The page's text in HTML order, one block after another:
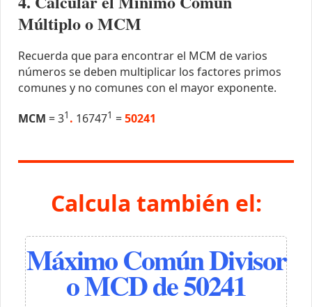
Múltiplo o MCM
Recuerda que para encontrar el MCM de varios
números se deben multiplicar los factores primos
comunes y no comunes con el mayor exponente.
MCM = 31 . 167471 =50241
Calcula también el:
Máximo Común Divisor
o MCD de 50241